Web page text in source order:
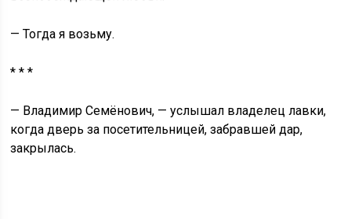
— Тогда я возьму.
* * *
— Владимир Семёнович, — услышал владелец лавки,
когда дверь за посетительницей, забравшей дар,
закрылась.